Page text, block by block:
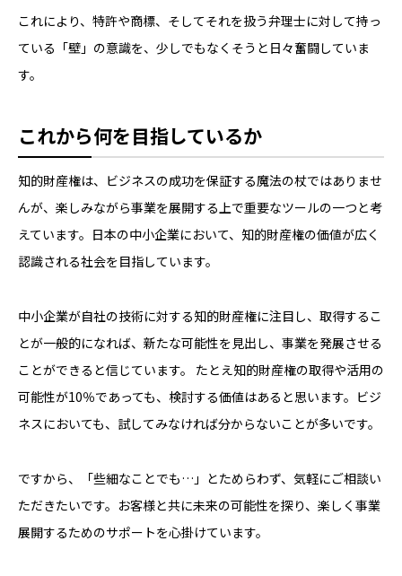
これにより、特許や商標、そしてそれを扱う弁理士に対して持っ
ている「壁」の意識を、少しでもなくそうと日々奮闘していま
す。
これから何を目指しているか
知的財産権は、ビジネスの成功を保証する魔法の杖ではありませ
んが、楽しみながら事業を展開する上で重要なツールの一つと考
えています。日本の中小企業において、知的財産権の価値が広く
認識される社会を目指しています。
中小企業が自社の技術に対する知的財産権に注目し、取得するこ
とが一般的になれば、新たな可能性を見出し、事業を発展させる
ことができると信じています。 たとえ知的財産権の取得や活用の
可能性が10％であっても、検討する価値はあると思います。ビジ
ネスにおいても、試してみなければ分からないことが多いです。
ですから、「些細なことでも…」とためらわず、気軽にご相談い
ただきたいです。お客様と共に未来の可能性を探り、楽しく事業
展開するためのサポートを心掛けています。